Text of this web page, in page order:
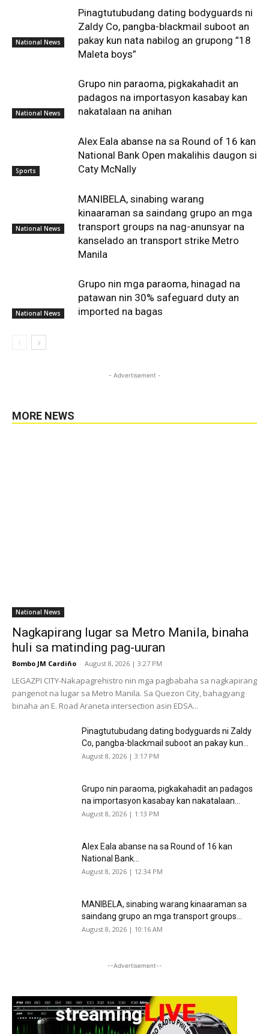
National News
Pinagtutubudang dating bodyguards ni
Zaldy Co, pangba-blackmail suboot an
pakay kun nata nabilog an grupong ”18
Maleta boys”
National News
Grupo nin paraoma, pigkakahadit an
padagos na importasyon kasabay kan
nakatalaan na anihan
Sports
Alex Eala abanse na sa Round of 16 kan
National Bank Open makalihis daugon si
Caty McNally
National News
MANIBELA, sinabing warang
kinaaraman sa saindang grupo an mga
transport groups na nag-anunsyar na
kanselado an transport strike Metro
Manila
National News
Grupo nin mga paraoma, hinagad na
patawan nin 30% safeguard duty an
imported na bagas
- Advertisement -
MORE NEWS
National News
Nagkapirang lugar sa Metro Manila, binaha
huli sa matinding pag-uuran
Bombo JM Cardiño - August 8, 2026 | 3:27 PM
LEGAZPI CITY-Nakapagrehistro nin mga pagbabaha sa nagkapirang
pangenot na lugar sa Metro Manila. Sa Quezon City, bahagyang
binaha an E. Road Araneta intersection asin EDSA...
Pinagtutubudang dating bodyguards ni Zaldy
Co, pangba-blackmail suboot an pakay kun...
August 8, 2026 | 3:17 PM
Grupo nin paraoma, pigkakahadit an padagos
na importasyon kasabay kan nakatalaan...
August 8, 2026 | 1:13 PM
Alex Eala abanse na sa Round of 16 kan
National Bank...
August 8, 2026 | 12:34 PM
MANIBELA, sinabing warang kinaaraman sa
saindang grupo an mga transport groups...
August 8, 2026 | 10:16 AM
--Advertisement--